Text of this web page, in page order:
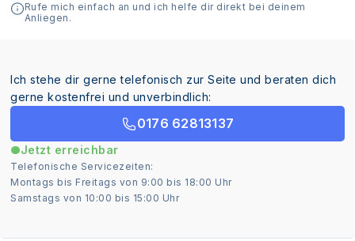
Rufe mich einfach an und ich helfe dir direkt bei deinem
Anliegen.
Ich stehe dir gerne telefonisch zur Seite und beraten dich
gerne kostenfrei und unverbindlich:
0176 62813137
Jetzt erreichbar
Telefonische Servicezeiten:
Montags bis Freitags von 9:00 bis 18:00 Uhr
Samstags von 10:00 bis 15:00 Uhr